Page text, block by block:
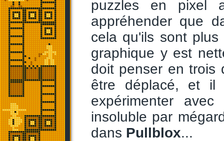
puzzles en pixel
appréhender que
cela qu'ils sont
graphique y est
doit penser en trois
être déplacé, et il
expérimenter
insoluble par
dans Pullblox...